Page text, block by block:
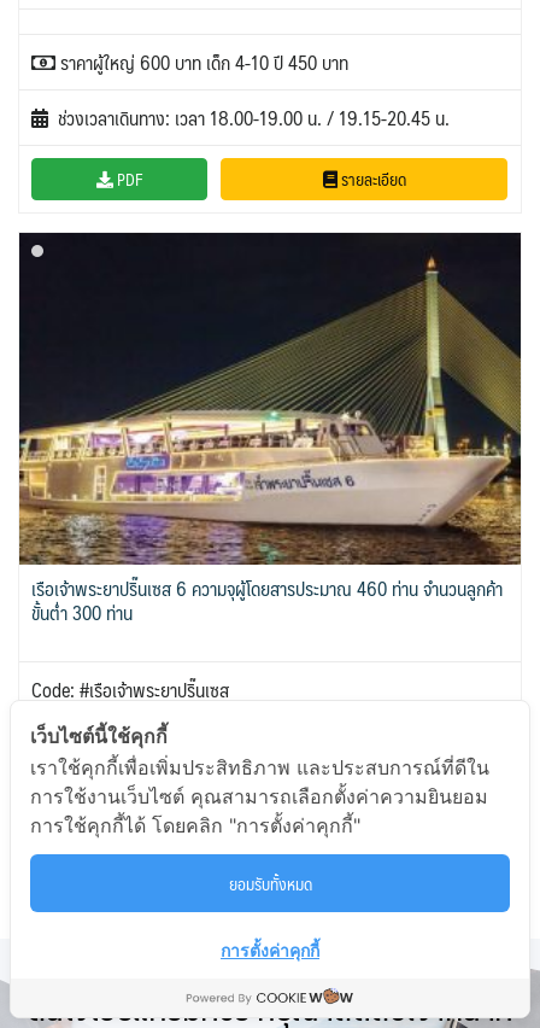
ราคาผู้ใหญ่ 600 บาท เด็ก 4-10 ปี 450 บาท
ช่วงเวลาเดินทาง: เวลา 18.00-19.00 น. / 19.15-20.45 น.
PDF รายละเอียด
เรือเจ้าพระยาปริ๊นเซส 6 ความจุผู้โดยสารประมาณ 460 ท่าน จำนวนลูกค้า
ขั้นต่ำ 300 ท่าน
Code: #เรือเจ้าพระยาปริ๊นเซส
เริ่มต้น 990 บาท
ช่วงเวลาเดินทาง: แล้วแต่ความต้องการ
สนใจโปรแกรมทัวร์ กรุณาติดต่อเจ้าหน้าที่
เว็บไซต์นี้ใช้คุกกี้
เราใช้คุกกี้เพื่อเพิ่มประสิทธิภาพ และประสบการณ์ที่ดีใน
การใช้งานเว็บไซต์ คุณสามารถเลือกตั้งค่าความยินยอม
การใช้คุกกี้ได้ โดยคลิก "การตั้งค่าคุกกี้"
ยอมรับทั้งหมด
การตั้งค่าคุกกี้